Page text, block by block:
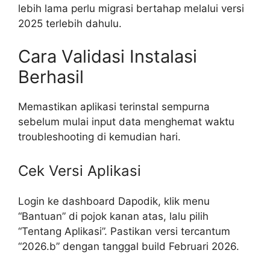
lebih lama perlu migrasi bertahap melalui versi
2025 terlebih dahulu.
Cara Validasi Instalasi
Berhasil
Memastikan aplikasi terinstal sempurna
sebelum mulai input data menghemat waktu
troubleshooting di kemudian hari.
Cek Versi Aplikasi
Login ke dashboard Dapodik, klik menu
“Bantuan” di pojok kanan atas, lalu pilih
“Tentang Aplikasi”. Pastikan versi tercantum
“2026.b” dengan tanggal build Februari 2026.